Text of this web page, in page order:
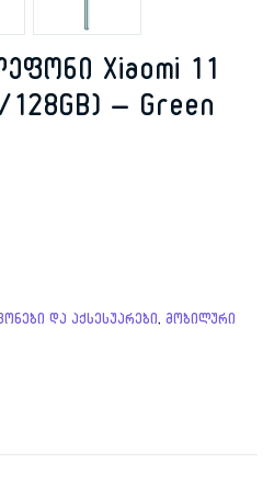
Xiaomi 11
128GB) – Green
და აქსესუარები, მობილური